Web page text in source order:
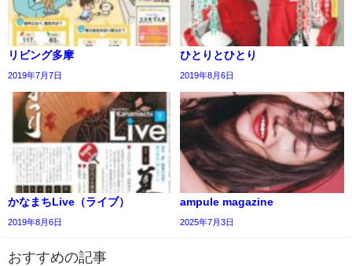
リビング多摩
2019年7月7日
ひとりとひとり®
2019年8月6日
かなまちLive（ライブ）
2019年8月6日
ampule magazine
2025年7月3日
おすすめの記事